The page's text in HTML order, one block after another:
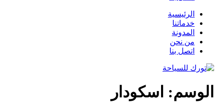
الرئيسية
خدماتنا
المدونة
من نحن
اتصل بنا
الوسم: اسكودار